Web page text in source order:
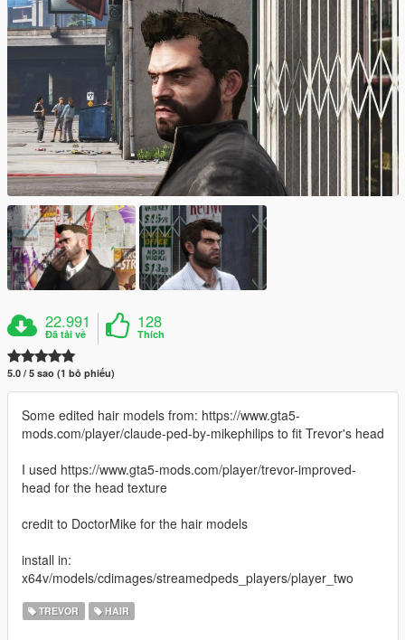
22.991
Đã tải về
128
Thích
5.0 / 5 sao (1 bỏ phiếu)
Some edited hair models from: https://www.gta5-
mods.com/player/claude-ped-by-mikephilips to fit Trevor's head
I used https://www.gta5-mods.com/player/trevor-improved-
head for the head texture
credit to DoctorMike for the hair models
install in:
x64v/models/cdimages/streamedpeds_players/player_two
TREVOR HAIR